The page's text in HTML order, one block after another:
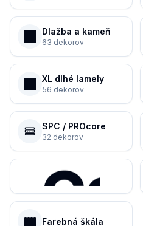
Dlažba a kameň
63 dekorov
XL dlhé lamely
56 dekorov
SPC / PROcore
32 dekorov
Farebná škála